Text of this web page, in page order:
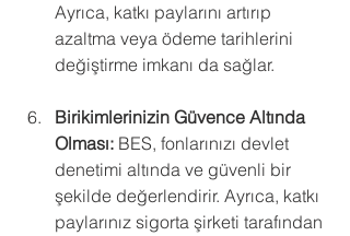
Ayrıca, katkı paylarını artırıp
azaltma veya ödeme tarihlerini
değiştirme imkanı da sağlar.
Birikimlerinizin Güvence Altında
Olması: BES, fonlarınızı devlet
denetimi altında ve güvenli bir
şekilde değerlendirir. Ayrıca, katkı
paylarınız sigorta şirketi tarafından